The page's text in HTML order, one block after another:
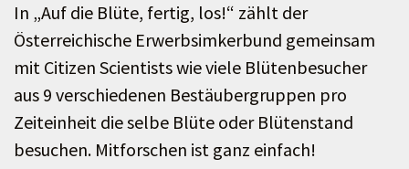
In „Auf die Blüte, fertig, los!“ zählt der
Österreichische Erwerbsimkerbund gemeinsam
mit Citizen Scientists wie viele Blütenbesucher
aus 9 verschiedenen Bestäubergruppen pro
Zeiteinheit die selbe Blüte oder Blütenstand
besuchen. Mitforschen ist ganz einfach!